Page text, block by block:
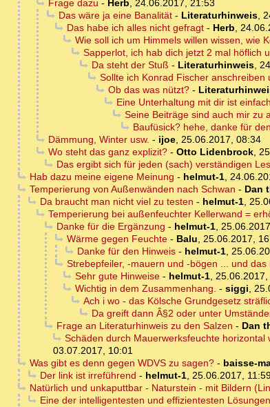
Frage dazu - Herb, 24.06.2017, 21:53
Das wäre ja eine Banalität- Literaturhinweis,
Das habe ich alles nicht gefragt- Herb,
Wie soll ich um Himmels willen wissen, wie
Sapperlot, ich hab dich jetzt 2 mal höflich
Da steht der Stuß - Literaturhinweis,
Sollte ich Konrad Fischer
Ob das was nützt?-
Eine Unterhaltung mit dir ist
Seine Beiträge sind auch mir zu
Baufüsick? hehe, danke für
Dämmung, Winter usw. - ijoe, 25.06.2017, 08:34
Wo steht das ganz explizit?- Otto Lidenbrock,
Das ergibt sich für jeden (sach) verständigen
Hab dazu meine eigene Meinung - helmut-1,
Temperierung von Außenwänden nach Schwan - Dan
Da braucht man nicht viel zu testen - helmut-1,
Temperierung bei außenfeuchter Kellerwand =
Danke für die Ergänzung - helmut-1,
Wärme gegen Feuchte- Balu, 25.06.2017,
Danke für den Hinweis- helmut-1,
Strebepfeiler, -mauern und -bögen ... und
Sehr gute Hinweise- helmut-1,
Wichtig in dem Zusammenhang. - siggi,
Ach i wo - das Kölsche Grundgesetz
Da greift dann Â§2 oder unter
Frage an Literaturhinweis zu den Salzen - Dan
Schäden durch Mauerwerksfeuchte
03.07.2017, 10:01
Was gibt es denn gegen WDVS zu sagen?- baisse-
Der link ist irreführend - helmut-1, 25.06.2017,
Natürlich und unkaputtbar - Naturstein - mit Bildern
Eine der intelligentesten und effizientesten